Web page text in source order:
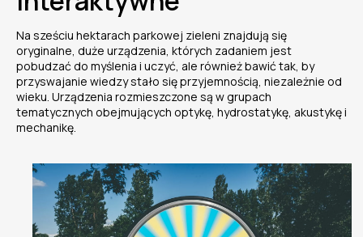
Na sześciu hektarach parkowej zieleni znajdują się
oryginalne, duże urządzenia, których zadaniem jest
pobudzać do myślenia i uczyć, ale również bawić tak, by
przyswajanie wiedzy stało się przyjemnością, niezależnie od
wieku. Urządzenia rozmieszczone są w grupach
tematycznych obejmujących optykę, hydrostatykę, akustykę i
mechanikę.